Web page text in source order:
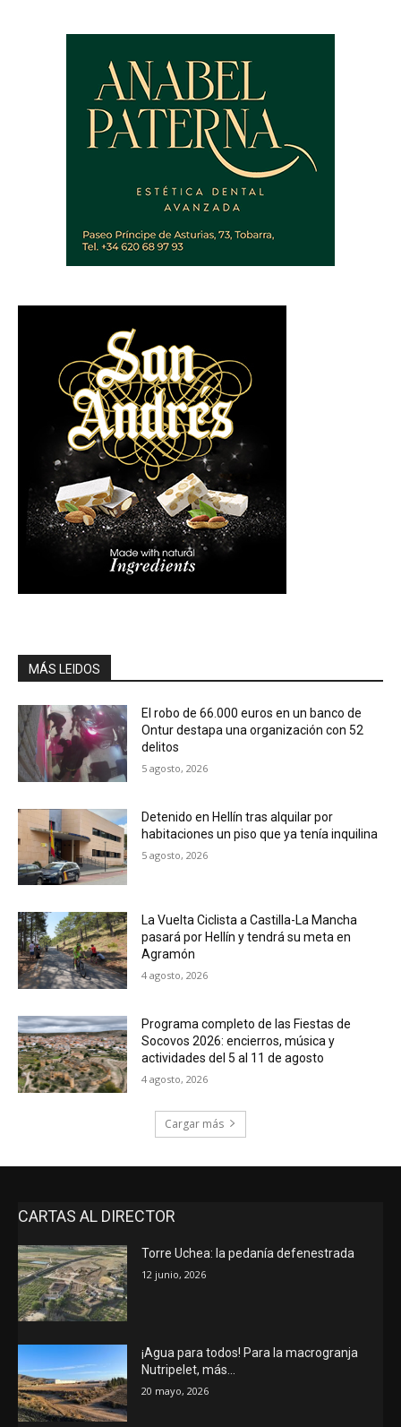
MÁS LEIDOS
El robo de 66.000 euros en un banco de
Ontur destapa una organización con 52
delitos
5 agosto, 2026
Detenido en Hellín tras alquilar por
habitaciones un piso que ya tenía inquilina
5 agosto, 2026
La Vuelta Ciclista a Castilla-La Mancha
pasará por Hellín y tendrá su meta en
Agramón
4 agosto, 2026
Programa completo de las Fiestas de
Socovos 2026: encierros, música y
actividades del 5 al 11 de agosto
4 agosto, 2026
Cargar más
CARTAS AL DIRECTOR
Torre Uchea: la pedanía defenestrada
12 junio, 2026
¡Agua para todos! Para la macrogranja
Nutripelet, más…
20 mayo, 2026